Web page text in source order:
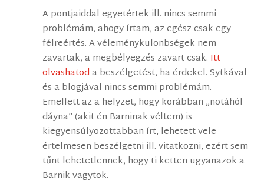
A pontjaiddal egyetértek ill. nincs semmi
problémám, ahogy írtam, az egész csak egy
félreértés. A véleménykülönbségek nem
zavartak, a megbélyegzés zavart csak. Itt
olvashatoda beszélgetést, ha érdekel. Sytkával
és a blogjával nincs semmi problémám.
Emellett az a helyzet, hogy korábban „notáhól
dáyna” (akit én Barninak véltem) is
kiegyensúlyozottabban írt, lehetett vele
értelmesen beszélgetni ill. vitatkozni, ezért sem
tűnt lehetetlennek, hogy ti ketten ugyanazok a
Barnik vagytok.